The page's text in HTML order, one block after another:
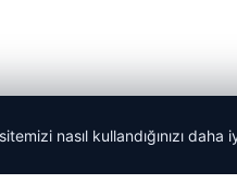
Yerel Gazetesi
nasıl kullandığınızı